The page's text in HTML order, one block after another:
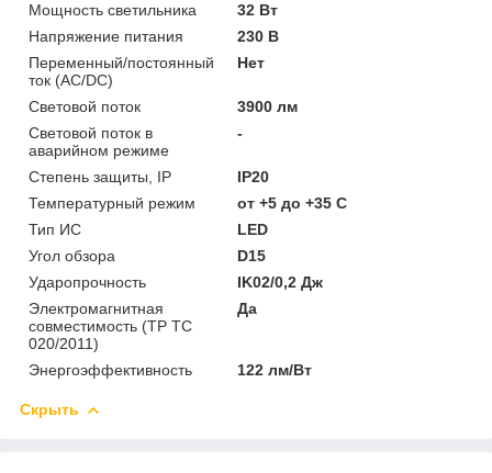
Мощность светильника
32 Вт
Напряжение питания
230 В
Переменный/постоянный
ток (AC/DC)
Нет
Световой поток
3900 лм
Световой поток в
аварийном режиме
-
Степень защиты, IP
IP20
Температурный режим
от +5 до +35 C
Тип ИС
LED
Угол обзора
D15
Ударопрочность
IK02/0,2 Дж
Электромагнитная
совместимость (ТР ТС
020/2011)
Да
Энергоэффективность 122 лм/Вт
Скрыть